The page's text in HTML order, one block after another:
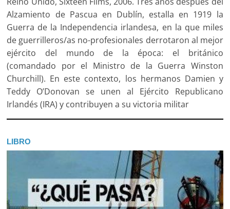
Alzamiento de Pascua en Dublín, estalla en 1919 la
Guerra de la Independencia irlandesa, en la que miles
de guerrilleros/as no-profesionales derrotaron al mejor
ejército del mundo de la época: el británico
(comandado por el Ministro de la Guerra Winston
Churchill). En este contexto, los hermanos Damien y
Teddy O’Donovan se unen al Ejército Republicano
Irlandés (IRA) y contribuyen a su victoria militar
LIBRO